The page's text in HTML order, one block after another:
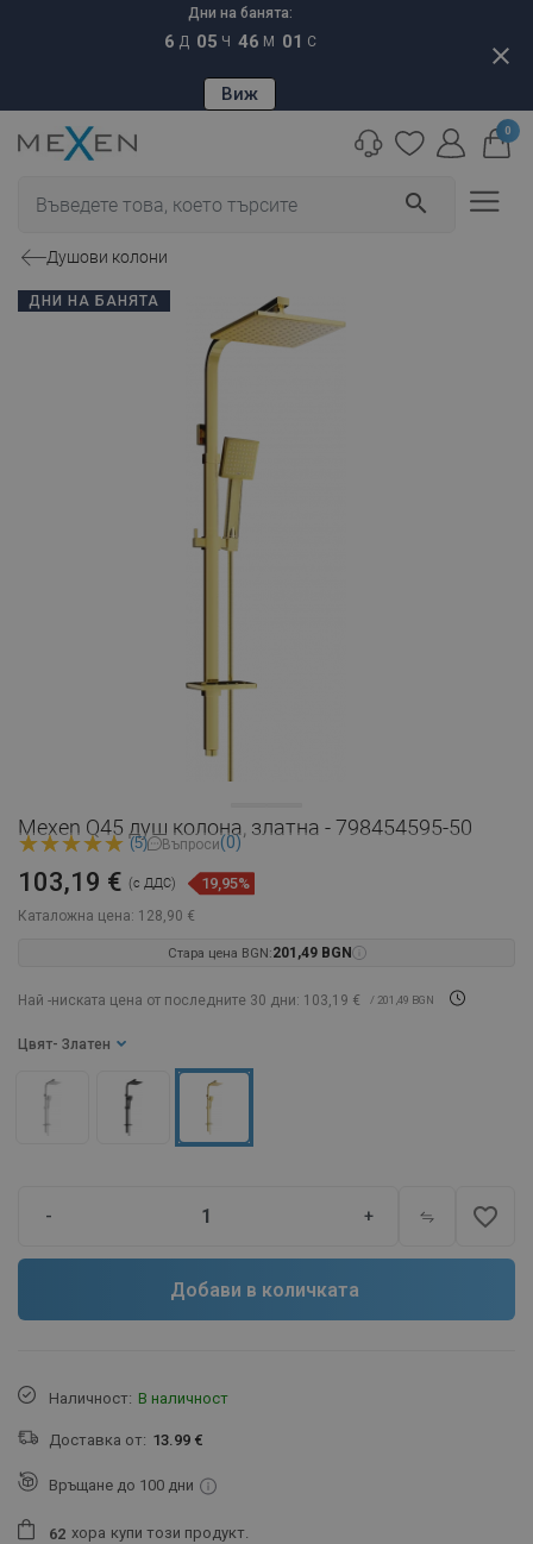
Дни на банята:
6 Д 05 Ч 46 М 00 С
Виж
close
search
0
Душови колони
ДНИ НА БАНЯТА
Mexen Q45 душ колона, златна - 798454595-50
(5) Въпроси(0)
Каталожна цена: 128,90 €
103,19 € (с ДДС) 19,95%
Стара цена BGN:201,49 BGN
Най -ниската цена от последните 30 дни: 103,19 € / 201,49 BGN
Цвят - Златен
- + favorite_border
Добави в количката
Наличност: В наличност
Доставка от: 13.99 €
Връщане до 100 дни
62 хора купи този продукт.